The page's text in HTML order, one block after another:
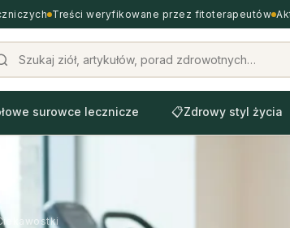
Treści weryfikowane przez fitoterapeutów
surowce lecznicze 📋Zdrowy styl życia